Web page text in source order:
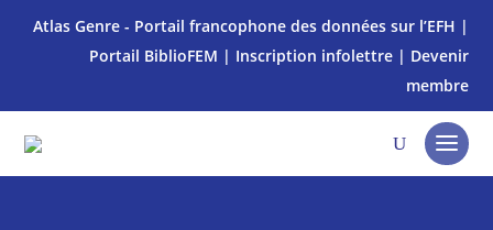
Atlas Genre - Portail francophone des données sur l’EFH |
Portail BiblioFEM | Inscription infolettre| Devenir
membre